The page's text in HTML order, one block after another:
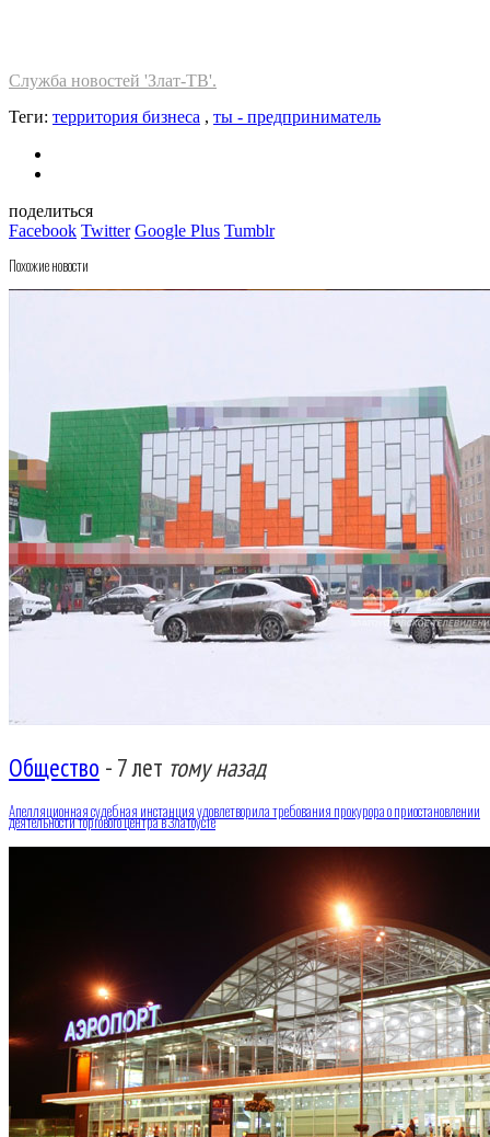
Служба новостей 'Злат-ТВ'.
Теги: территория бизнеса , ты - предприниматель
поделиться
Facebook Twitter Google Plus Tumblr
Похожие новости
Общество - 7 лет тому назад
Апелляционная судебная инстанция удовлетворила требования прокурора о приостановлении
деятельности торгового центра в Златоусте